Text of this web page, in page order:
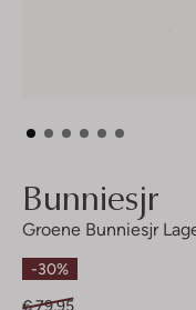
Bunniesjr
Groene Bunniesjr
-30%
€ 79,95